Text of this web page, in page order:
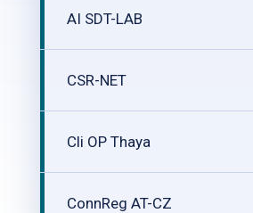
AI SDT-LAB
CSR-NET
Cli OP Thaya
ConnReg AT-CZ